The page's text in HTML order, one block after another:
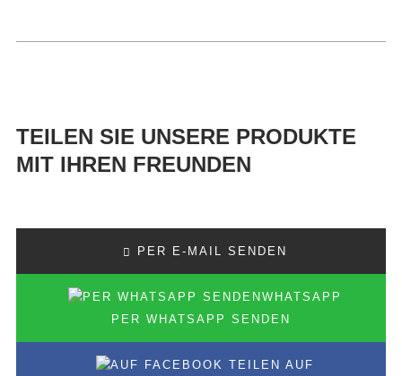
TEILEN SIE UNSERE PRODUKTE
MIT IHREN FREUNDEN
PER E-MAIL SENDEN
PER WHATSAPP SENDEN
AUF